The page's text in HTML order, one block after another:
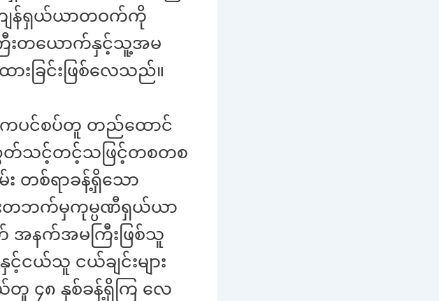
ကျန်ရှယ်ယာတဝက်ကို
းတယောက်နှင့်သူ့အမ
းခြင်းဖြစ်လေသည်။
ပင်စပ်တူ တည်ထောင်
ညီညွတ်သင့်တင့်သဖြင့်တစတစ
တစ်ရာခန့်ရှိသော
ားတဘက်မှကုမ္ပဏီရှယ်ယာ
အနက်အမကြီးဖြစ်သူ
ငယ်သူ ငယ်ချင်းများ
တူ ၄၈ နှစ်ခန့်ရှိကြ လေ